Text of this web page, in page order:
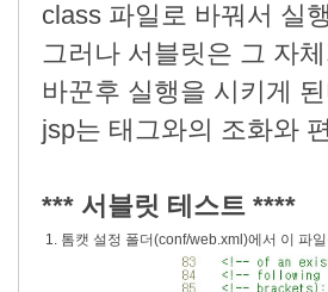
class 파일로 바꿔서 실
그러나 서블릿은 그 자
바꾼후 실행을 시키게
jsp는 태그와의 조화와
*** 서블릿 테스트 ****
1. 톰캣 설정 폴더(conf/web.xml)에서 이 파